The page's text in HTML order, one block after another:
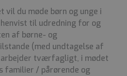
vil du møde børn og unge i
til udredning for og
af børne- og
(med undtagelse af
tværfagligt, i mødet
familier / pårørende og